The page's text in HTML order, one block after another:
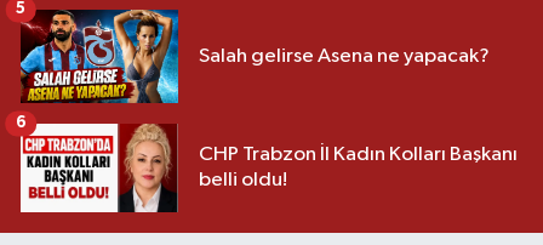
Salah gelirse Asena ne yapacak?
5
CHP Trabzon İl Kadın Kolları Başkanı
belli oldu!
6